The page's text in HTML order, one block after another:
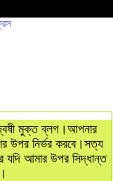
মুক্ত ব্লগ।আপনার
উপর নির্ভর করবে।সত্য
যদি আমার উপর সিদ্ধান্ত